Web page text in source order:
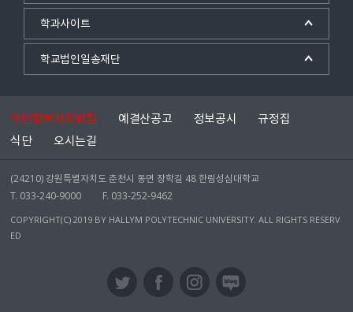
학과사이트
학교법인일송재단
개인정보처리방침 예결산공고 정보공시
규정집
식단
오시는길
(24210) 강원특별자치도 춘천시 동면 장학길 48 한림성심대학교
T. 033-240-9000
F. 033-252-9462
COPYRIGHT(C) 2019 BY HALLYM POLYTECHNIC UNIVERSITY. ALL RIGHTS RESERV
ED